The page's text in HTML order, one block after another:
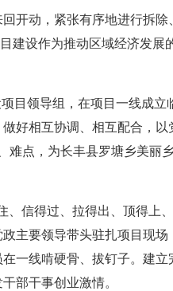
开动，紧张有序地进行拆
设作为推动区域经济发展
目领导组，在项目一线成立
好相互协调、相互配合，
难点，为长丰县罗塘乡美丽
信得过、拉得出、顶得上
主要领导带头驻扎项目现场
一线啃硬骨、拔钉子。建立
部干事创业激情。